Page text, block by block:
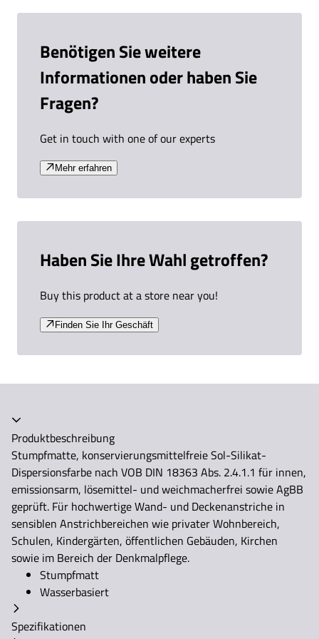
Benötigen Sie weitere
Informationen oder haben Sie
Fragen?
Get in touch with one of our experts
Mehr erfahren
Haben Sie Ihre Wahl getroffen?
Buy this product at a store near you!
Finden Sie Ihr Geschäft
Akkordeon zusammengeklappt
Produktbeschreibung
Stumpfmatte, konservierungsmittelfreie Sol-Silikat-
Dispersionsfarbe nach VOB DIN 18363 Abs. 2.4.1.1 für innen,
emissionsarm, lösemittel- und weichmacherfrei sowie AgBB
geprüft. Für hochwertige Wand- und Deckenanstriche in
sensiblen Anstrichbereichen wie privater Wohnbereich,
Schulen, Kindergärten, öffentlichen Gebäuden, Kirchen
sowie im Bereich der Denkmalpflege.
Stumpfmatt
Wasserbasiert
Spezifikationen